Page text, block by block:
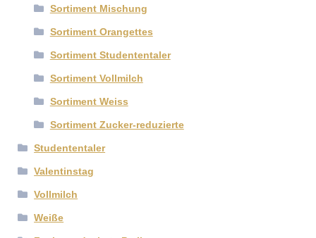
Sortiment Mischung
Sortiment Orangettes
Sortiment Studententaler
Sortiment Vollmilch
Sortiment Weiss
Sortiment Zucker-reduzierte
Studententaler
Valentinstag
Vollmilch
Weiße